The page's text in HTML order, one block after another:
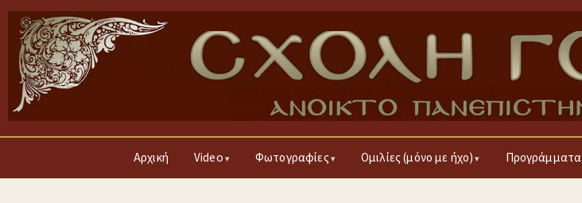
Αρχική Video Φωτογραφίες Ομιλίες (μόνο με ήχο) Προγράμματα